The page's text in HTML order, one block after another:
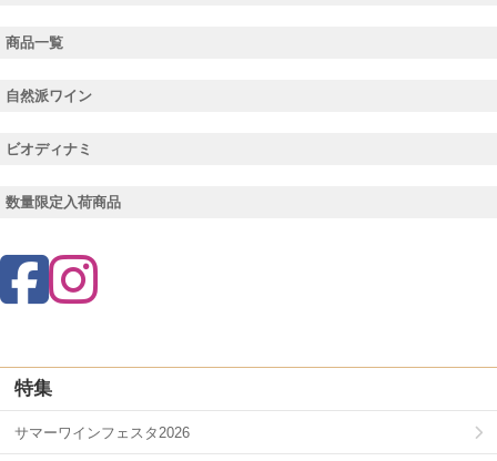
商品一覧
自然派ワイン
ビオディナミ
数量限定入荷商品
特集
サマーワインフェスタ2026